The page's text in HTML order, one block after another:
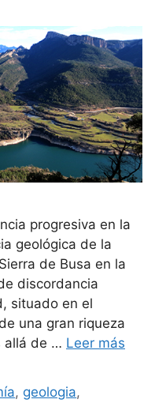
progresiva en la
geológica de la
de Busa en la
discordancia
situado en el
una gran riqueza
allá de … Leer más
, geologia,